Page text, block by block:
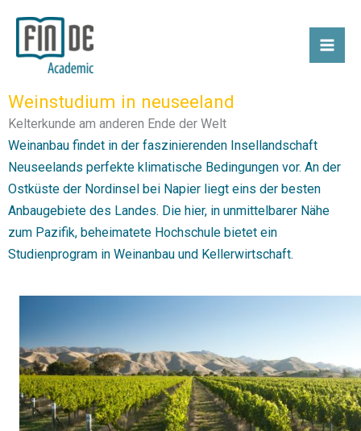
Inhalt
springen
Weinstudium in neuseeland
Kelterkunde am anderen Ende der Welt
Weinanbau findet in der faszinierenden Insellandschaft
Neuseelands perfekte klimatische Bedingungen vor. An der
Ostküste der Nordinsel bei Napier liegt eins der besten
Anbaugebiete des Landes. Die hier, in unmittelbarer Nähe
zum Pazifik, beheimatete Hochschule bietet ein
Studienprogram in Weinanbau und Kellerwirtschaft.